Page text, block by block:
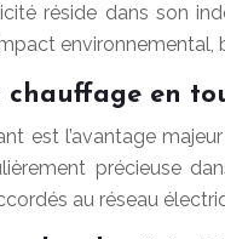
réside dans son
en
est l’avantage
précieuse
au réseau